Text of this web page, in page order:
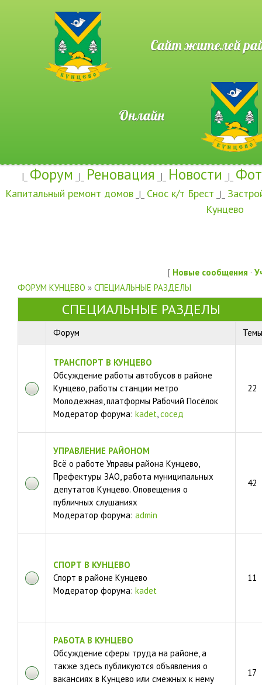
Сайт жителей
Онлайн
|_ Форум _|_ Реновация _|_ Новости _|_
Капитальный ремонт домов _|_ Снос к/т Брест _|_
Кунцево
[ Новые сообщения ·
ФОРУМ КУНЦЕВО » СПЕЦИАЛЬНЫЕ РАЗДЕЛЫ
СПЕЦИАЛЬНЫЕ РАЗДЕЛЫ
Форум Темы
ТРАНСПОРТ В КУНЦЕВО
Обсуждение работы автобусов в районе
Кунцево, работы станции метро
Молодежная, платформы Рабочий Посёлок
Модератор форума: kadet,сосед
22
УПРАВЛЕНИЕ РАЙОНОМ
Всё о работе Управы района Кунцево,
Префектуры ЗАО, работа муниципальных
депутатов Кунцево. Оповещения о
публичных слушаниях
Модератор форума: admin
42
СПОРТ В КУНЦЕВО
Спорт в районе Кунцево
Модератор форума: kadet
11
РАБОТА В КУНЦЕВО
Обсуждение сферы труда на районе, а
также здесь публикуются объявления о
вакансиях в Кунцево или смежных к нему
17